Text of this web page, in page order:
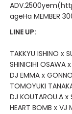
ageHa MEMBER
LINE UP:
TAKKYU ISHINO x
SHINICIHI OSAWA
DJ EMMA x GONNO
TOMOYUKI
DJ KOUTAROU.A x
HEART BOMB x VJ